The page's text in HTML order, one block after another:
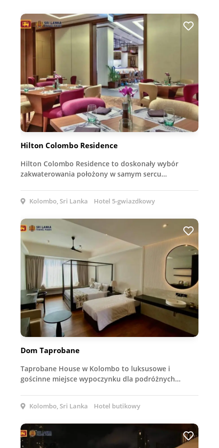
Hilton Colombo Residence
Hilton Colombo Residence to doskonały wybór
zakwaterowania położony w samym sercu…
Kolombo, Sri Lanka Hotel 5-gwiazdkowy
Dom Taprobane
Taprobane House w Kolombo to luksusowe i
gościnne miejsce wypoczynku dla podróżnych…
Kolombo, Sri Lanka Hotel butikowy